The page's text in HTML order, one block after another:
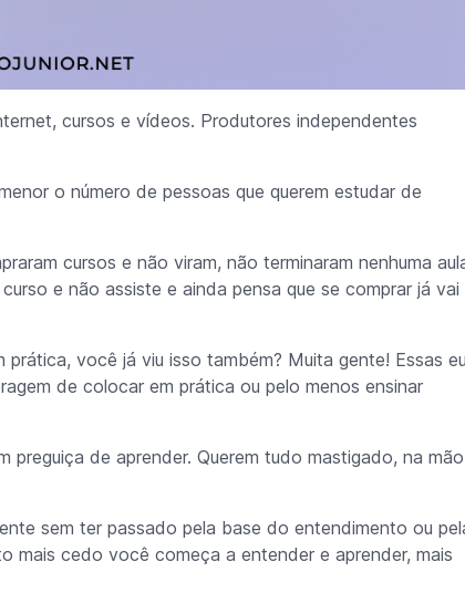
cursos e vídeos. Produtores independentes
o número de pessoas que querem estudar de
cursos e não viram, não terminaram nenhuma
e não assiste e ainda pensa que se comprar já vai
você já viu isso também? Muita gente! Essas eu
de colocar em prática ou pelo menos ensinar
de aprender. Querem tudo mastigado, na mão
sem ter passado pela base do entendimento ou
mais cedo você começa a entender e aprender, mais